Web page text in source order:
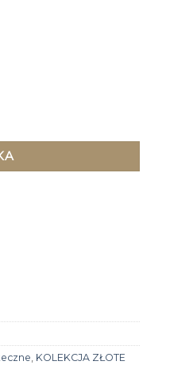
metalowe detale, styl
KOLEKCJA ZŁOTE